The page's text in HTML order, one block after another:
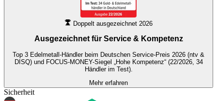
Doppelt ausgezeichnet 2026
Ausgezeichnet für Service & Kompetenz
Top 3 Edelmetall-Händler beim Deutschen Service-Preis 2026 (ntv &
DISQ) und FOCUS-MONEY-Siegel „Hohe Kompetenz“ (22/2026, 34
Händler im Test).
Mehr erfahren
Sicherheit